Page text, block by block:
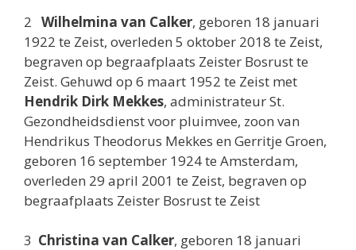
2 Wilhelmina van Calker, geboren 18 januari
1922 te Zeist, overleden 5 oktober 2018 te Zeist,
begraven op begraafplaats Zeister Bosrust te
Zeist. Gehuwd op 6 maart 1952 te Zeist met
Hendrik Dirk Mekkes, administrateur St.
Gezondheidsdienst voor pluimvee, zoon van
Hendrikus Theodorus Mekkes en Gerritje Groen,
geboren 16 september 1924 te Amsterdam,
overleden 29 april 2001 te Zeist, begraven op
begraafplaats Zeister Bosrust te Zeist
3 Christina van Calker, geboren 18 januari